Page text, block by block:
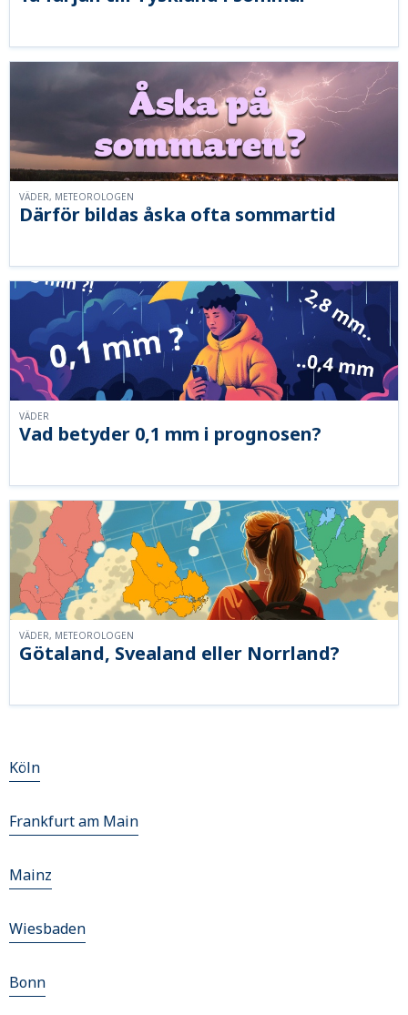
Därför bildas åska ofta sommartid
VÄDER, METEOROLOGEN
Vad betyder 0,1 mm i prognosen?
VÄDER
Götaland, Svealand eller Norrland?
VÄDER, METEOROLOGEN
Köln
Frankfurt am Main
Mainz
Wiesbaden
Bonn